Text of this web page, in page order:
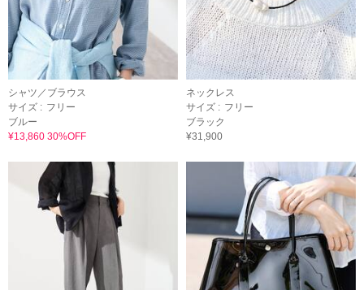
シャツ／ブラウス
サイズ : フリー
ブルー
¥13,860 30%OFF
ネックレス
サイズ : フリー
ブラック
¥31,900